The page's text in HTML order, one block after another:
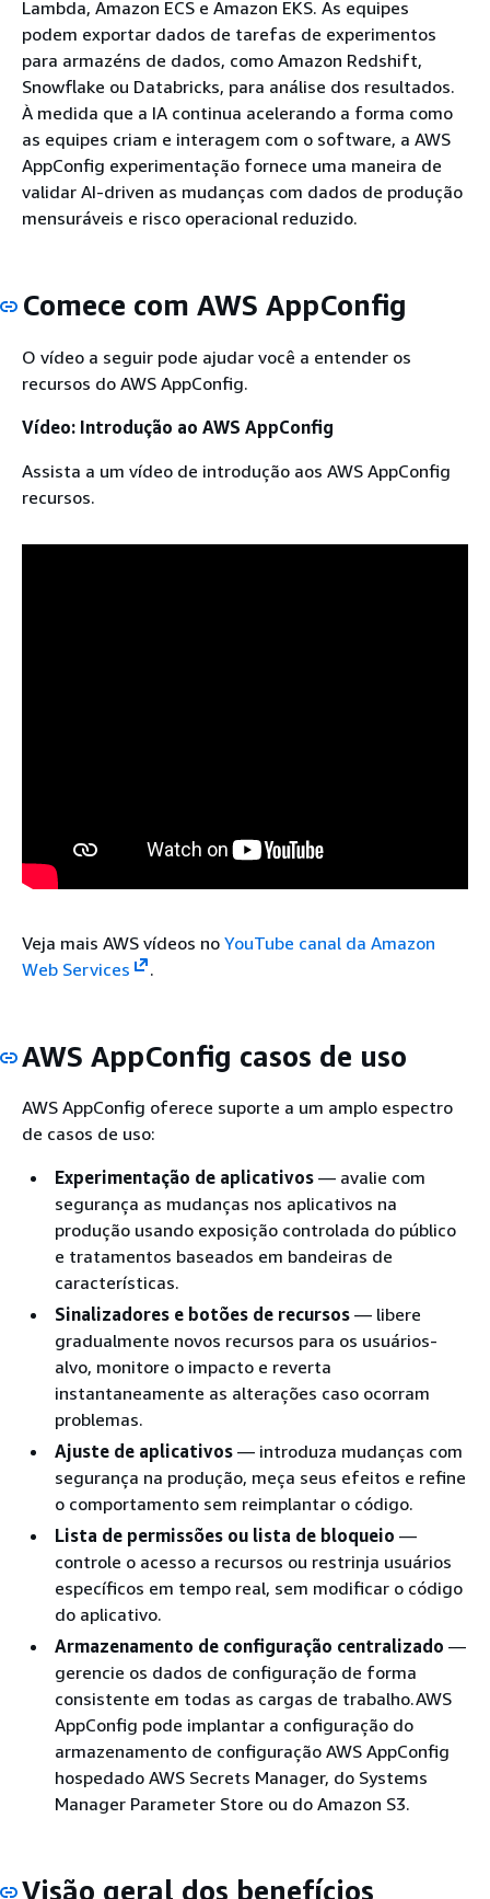
Lambda, Amazon ECS e Amazon EKS. As equipes
podem exportar dados de tarefas de experimentos
para armazéns de dados, como Amazon Redshift,
Snowflake ou Databricks, para análise dos resultados.
À medida que a IA continua acelerando a forma como
as equipes criam e interagem com o software, a AWS
AppConfig experimentação fornece uma maneira de
validar AI-driven as mudanças com dados de produção
mensuráveis e risco operacional reduzido.
Comece com AWS AppConfig
O vídeo a seguir pode ajudar você a entender os
recursos do AWS AppConfig.
Vídeo: Introdução ao AWS AppConfig
Assista a um vídeo de introdução aos AWS AppConfig
recursos.
Veja mais AWS vídeos no YouTube canal da Amazon
Web Services
.
AWS AppConfig casos de uso
AWS AppConfig oferece suporte a um amplo espectro
de casos de uso:
Experimentação de aplicativos — avalie com
segurança as mudanças nos aplicativos na
produção usando exposição controlada do público
e tratamentos baseados em bandeiras de
características.
Sinalizadores e botões de recursos — libere
gradualmente novos recursos para os usuários-
alvo, monitore o impacto e reverta
instantaneamente as alterações caso ocorram
problemas.
Ajuste de aplicativos — introduza mudanças com
segurança na produção, meça seus efeitos e refine
o comportamento sem reimplantar o código.
Lista de permissões ou lista de bloqueio —
controle o acesso a recursos ou restrinja usuários
específicos em tempo real, sem modificar o código
do aplicativo.
Armazenamento de configuração centralizado —
gerencie os dados de configuração de forma
consistente em todas as cargas de trabalho.AWS
AppConfig pode implantar a configuração do
armazenamento de configuração AWS AppConfig
hospedado AWS Secrets Manager, do Systems
Manager Parameter Store ou do Amazon S3.
Visão geral dos benefícios